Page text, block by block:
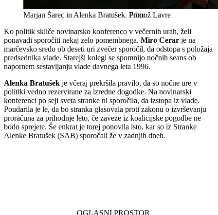
Marjan Šarec in Alenka Bratušek. Primož Lavre
Ko politik skliče novinarsko konferenco v večernih urah, želi
ponavadi sporočiti nekaj zelo pomembnega. Miro Cerar je na
marčevsko sredo ob deseti uri zvečer sporočil, da odstopa s položaja
predsednika vlade. Starejši kolegi se spomnijo nočnih seans ob
napornem sestavljanju vlade davnega leta 1996.
Alenka Bratušek je včeraj prekršila pravilo, da so nočne ure v
politiki vedno rezervirane za izredne dogodke. Na novinarski
konferenci po seji sveta stranke ni sporočila, da izstopa iz vlade.
Poudarila je le, da bo stranka glasovala proti zakonu o izvrševanju
proračuna za prihodnje leto, če zaveze iz koalicijske pogodbe ne
bodo sprejete. Še enkrat je torej ponovila isto, kar so iz Stranke
Alenke Bratušek (SAB) sporočali že v zadnjih dneh.